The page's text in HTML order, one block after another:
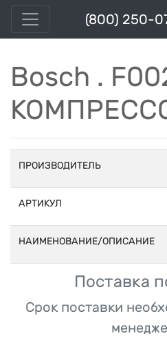
(800) 250-
Bosch .
ПРОИЗВОДИТЕЛЬ
АРТИКУЛ
НАИМЕНОВАНИЕ/ОПИСАНИЕ
Поставка
Срок поставки